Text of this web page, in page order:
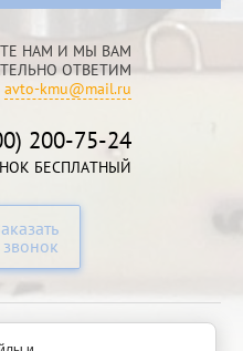
НАМ И МЫ ВАМ
ОТВЕТИМ
avto-kmu@mail.ru
200-75-24
БЕСПЛАТНЫЙ
звонок
частей для